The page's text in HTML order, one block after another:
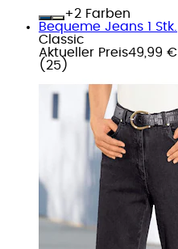
+
Farben
Bequeme Jeans 1 Stk.
Classic
Aktueller Preis49,99 €
( 25 )